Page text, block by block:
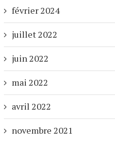
février 2024
juillet 2022
juin 2022
mai 2022
avril 2022
novembre 2021